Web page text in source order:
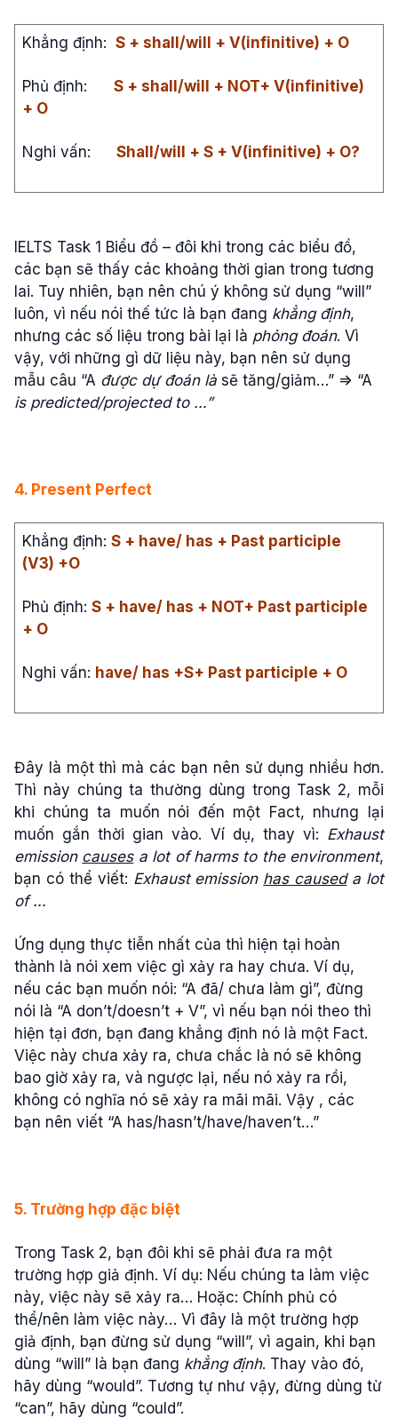
Khẳng định: S + shall/will + V(infinitive) + O
Phủ định: S + shall/will + NOT+ V(infinitive)
+ O
Nghi vấn: Shall/will + S + V(infinitive) + O?
IELTS Task 1 Biểu đồ – đôi khi trong các biểu đồ,
các bạn sẽ thấy các khoảng thời gian trong tương
lai. Tuy nhiên, bạn nên chú ý không sử dụng “will”
luôn, vì nếu nói thế tức là bạn đang khẳng định,
nhưng các số liệu trong bài lại là phỏng đoán. Vì
vậy, với những gì dữ liệu này, bạn nên sử dụng
mẫu câu “A được dựđoán là sẽ tăng/giảm…” => “A
is predicted/projected to …”
4. Present Perfect
Khẳng định: S + have/ has + Past participle
(V3) +O
Phủ định: S + have/ has + NOT+ Past participle
+ O
Nghi vấn: have/ has +S+ Past participle + O
Đây là một thì mà các bạn nên sử dụng nhiều hơn.
Thì này chúng ta thường dùng trong Task 2, mỗi
khi chúng ta muốn nói đến một Fact, nhưng lại
muốn gắn thời gian vào. Ví dụ, thay vì: Exhaust
emission causesa lot of harms to the environment,
bạn có thể viết: Exhaust emission has causeda lot
of …
Ứng dụng thực tiễn nhất của thì hiện tại hoàn
thành là nói xem việc gì xảy ra hay chưa. Ví dụ,
nếu các bạn muốn nói: “A đã/ chưa làm gì”, đừng
nói là “A don’t/doesn’t + V”, vì nếu bạn nói theo thì
hiện tại đơn, bạn đang khẳng định nó là một Fact.
Việc này chưa xảy ra, chưa chắc là nó sẽ không
bao giờ xảy ra, và ngược lại, nếu nó xảy ra rồi,
không có nghĩa nó sẽ xảy ra mãi mãi. Vậy , các
bạn nên viết “A has/hasn’t/have/haven’t…”
5. Trường hợp đặc biệt
Trong Task 2, bạn đôi khi sẽ phải đưa ra một
trường hợp giả định. Ví dụ: Nếu chúng ta làm việc
này, việc này sẽ xảy ra… Hoặc: Chính phủ có
thể/nên làm việc này… Vì đây là một trường hợp
giả định, bạn đừng sử dụng “will”, vì again, khi bạn
dùng “will” là bạn đang khẳng định. Thay vào đó,
hãy dùng “would”. Tương tự như vậy, đừng dùng từ
“can”, hãy dùng “could”.